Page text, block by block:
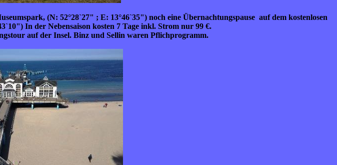
(N: 52°28`27" ; E: 13°46`35") noch eine Übernachtungspause auf dem kostenlosen
In der Nebensaison kosten 7 Tage inkl. Strom nur 99 €.
auf der Insel. Binz und Sellin waren Pflichprogramm.